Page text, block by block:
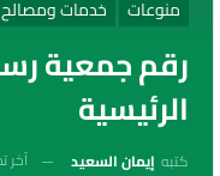
منوعات خدمات ومصالح
رقم جمعية
الرئيسية
كتبه إيمان السعيد آخر